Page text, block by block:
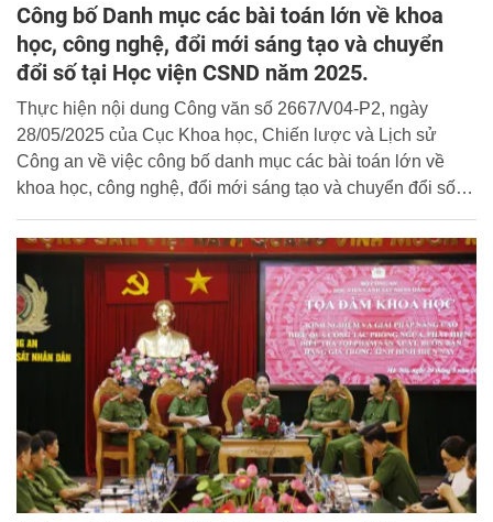
Công bố Danh mục các bài toán lớn về khoa
học, công nghệ, đổi mới sáng tạo và chuyển
đổi số tại Học viện CSND năm 2025.
Thực hiện nội dung Công văn số 2667/V04-P2, ngày
28/05/2025 của Cục Khoa học, Chiến lược và Lịch sử
Công an về việc công bố danh mục các bài toán lớn về
khoa học, công nghệ, đổi mới sáng tạo và chuyển đổi số
tham gia giải quyết, Học viện CSND công bố danh mục cụ
thể như sau: